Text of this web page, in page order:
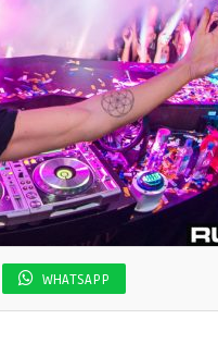
WHATSAPP